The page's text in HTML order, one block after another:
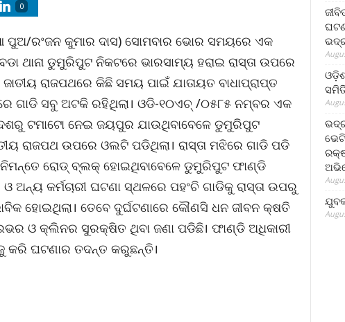
0
ପୁଅ/ରଂଜନ କୁମାର ଦାସ) ସୋମବାର ଭୋର ସମୟରେ ଏକ
ଥାନା ଡୁମୁରିପୁଟ ନିକଟରେ ଭାରସାମ୍ୟ ହରାଇ ରାସ୍ତା ଉପରେ
ରାଜପଥରେ କିଛି ସମୟ ପାଇଁ ଯାତାୟତ ବାଧାପ୍ରାପ୍ତ
ଗାଡି ସବୁ ଅଟକି ରହିଥିଲା। ଓଡି-୧୦ଏଚ୍ /୦୫୮୫ ନମ୍ବର ଏକ
ଟମାଟୋ ନେଇ ଜୟପୁର ଯାଉଥିବାବେଳେ ଡୁମୁରିପୁଟ
ରାଜପଥ ଉପରେ ଓଲଟି ପଡିଥିଲା। ରାସ୍ତା ମଝିରେ ଗାଡି ପଡି
ରୋଡ୍ ବ୍ଲକ୍ ହୋଇଥିବାବେଳେ ଡୁମୁରିପୁଟ ଫାଣ୍ଡି
ଓ ଅନ୍ୟ କର୍ମଚାରୀ ଘଟଣା ସ୍ଥଳରେ ପହଂଚି ଗାଡିକୁ ରାସ୍ତା ଉପରୁ
ହୋଇଥିଲା। ତେବେ ଦୁର୍ଘଟଣାରେ କୌଣସି ଧନ ଜୀବନ କ୍ଷତି
ଓ କ୍ଲିନର ସୁରକ୍ଷିତ ଥିବା ଜଣା ପଡିଛି। ଫାଣ୍ଡି ଅଧିକାରୀ
କରି ଘଟଣାର ତଦନ୍ତ କରୁଛନ୍ତି।